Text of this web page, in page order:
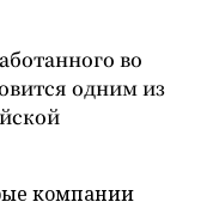
во
одним из
компании